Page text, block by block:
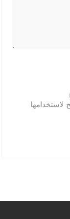
لاستخدامها